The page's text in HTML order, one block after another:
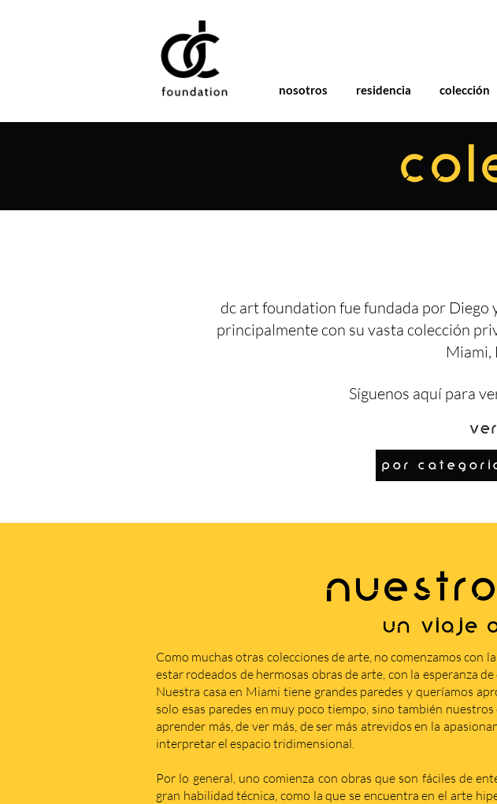
nosotros residencia colección
dc art foundation fue fundada por Diego
principalmente con su vasta colección
Miami,
Síguenos aquí para
por
Un viaje
Como muchas otras colecciones de arte, no comenzamos
estar rodeados de hermosas obras de arte, con la esperanza
Nuestra casa en Miami tiene grandes paredes y queríamos
solo esas paredes en muy poco tiempo, sino también
aprender más, de ver más, de ser más atrevidos en la
interpretar el espacio tridimensional.
Por lo general, uno comienza con obras que son fáciles de
gran habilidad técnica, como la que se encuentra en el arte